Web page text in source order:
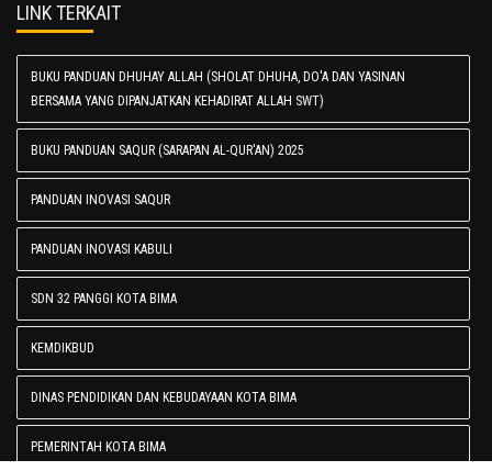
LINK TERKAIT
BUKU PANDUAN DHUHAY ALLAH (SHOLAT DHUHA, DO'A DAN YASINAN
BERSAMA YANG DIPANJATKAN KEHADIRAT ALLAH SWT)
BUKU PANDUAN SAQUR (SARAPAN AL-QUR'AN) 2025
PANDUAN INOVASI SAQUR
PANDUAN INOVASI KABULI
SDN 32 PANGGI KOTA BIMA
KEMDIKBUD
DINAS PENDIDIKAN DAN KEBUDAYAAN KOTA BIMA
PEMERINTAH KOTA BIMA